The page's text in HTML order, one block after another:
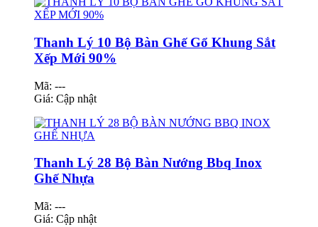
Thanh Lý 10 Bộ Bàn Ghế Gổ Khung Sắt
Xếp Mới 90%
Mã: ---
Giá: Cập nhật
Thanh Lý 28 Bộ Bàn Nướng Bbq Inox
Ghế Nhựa
Mã: ---
Giá: Cập nhật